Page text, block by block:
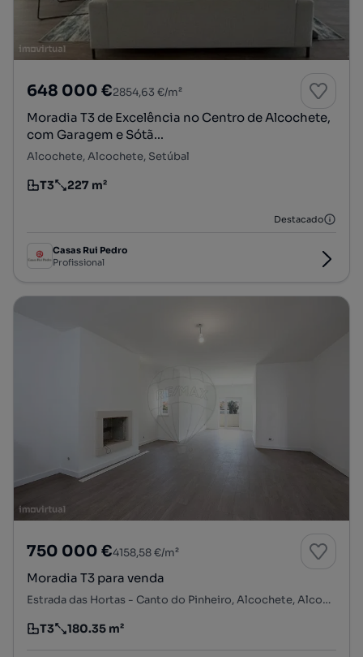
648 000 €2854,63 €/m²
Moradia T3 de Excelência no Centro de Alcochete,
com Garagem e Sótã...
Alcochete, Alcochete, Setúbal
Tipologia
T3
Preço por metro quadrado
227 m²
Destacado
Casas Rui Pedro
Profissional
750 000 €4158,58 €/m²
Moradia T3 para venda
Estrada das Hortas - Canto do Pinheiro, Alcochete, Alcochete, Setúbal
Tipologia
T3
Preço por metro quadrado
180.35 m²